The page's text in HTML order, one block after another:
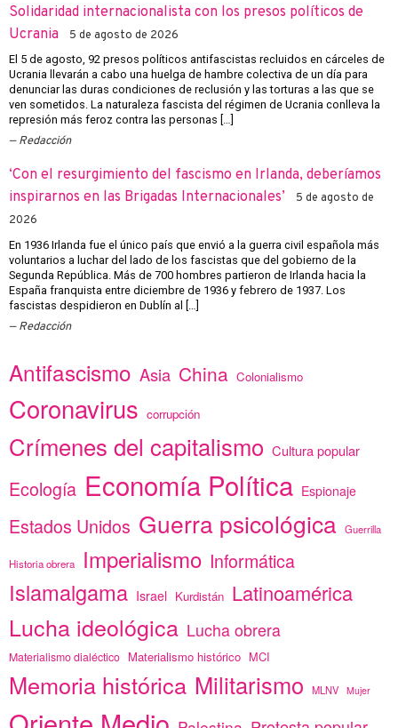
Solidaridad internacionalista con los presos políticos de
Ucrania
5 de agosto de 2026
El 5 de agosto, 92 presos políticos antifascistas recluidos en cárceles de
Ucrania llevarán a cabo una huelga de hambre colectiva de un día para
denunciar las duras condiciones de reclusión y las torturas a las que se
ven sometidos. La naturaleza fascista del régimen de Ucrania conlleva la
represión más feroz contra las personas […]
Redacción
‘Con el resurgimiento del fascismo en Irlanda, deberíamos
inspirarnos en las Brigadas Internacionales’
5 de agosto de
2026
En 1936 Irlanda fue el único país que envió a la guerra civil española más
voluntarios a luchar del lado de los fascistas que del gobierno de la
Segunda República. Más de 700 hombres partieron de Irlanda hacia la
España franquista entre diciembre de 1936 y febrero de 1937. Los
fascistas despidieron en Dublín al […]
Redacción
Antifascismo Asia China Colonialismo
Coronavirus corrupción
Crímenes del capitalismo Cultura popular
Ecología Economía Política Espionaje
Estados Unidos Guerra psicológica Guerrilla
Historia obrera Imperialismo Informática
Islamalgama Israel Kurdistán Latinoamérica
Lucha ideológica Lucha obrera
Materialismo dialéctico Materialismo histórico MCI
Memoria histórica Militarismo MLNV Mujer